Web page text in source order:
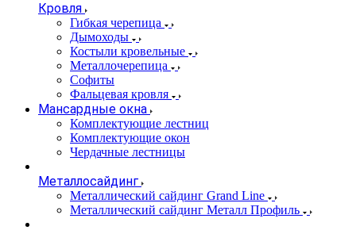
Кровля
Гибкая черепица
Дымоходы
Костыли кровельные
Металлочерепица
Софиты
Фальцевая кровля
Мансардные окна
Комплектующие лестниц
Комплектующие окон
Чердачные лестницы
Металлосайдинг
Металлический сайдинг Grand Line
Металлический сайдинг Металл Профиль